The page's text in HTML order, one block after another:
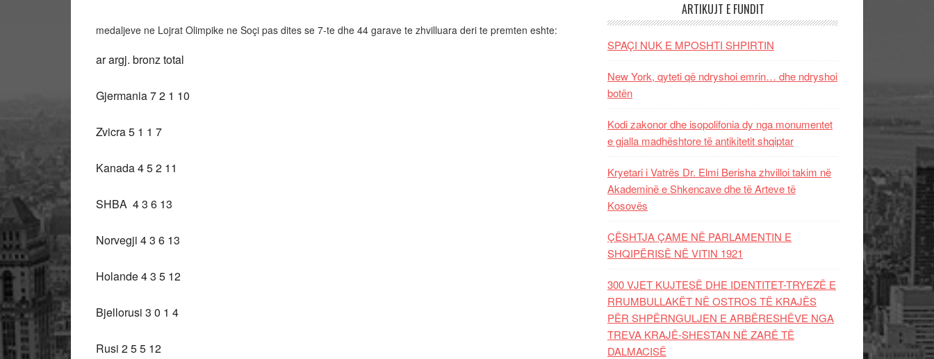
medaljeve ne Lojrat Olimpike ne Soçi pas dites se 7-te dhe 44 garave te zhvilluara deri te premten eshte:
ar argj. bronz total
Gjermania 7 2 1 10
Zvicra 5 1 1 7
Kanada 4 5 2 11
SHBA 4 3 6 13
Norvegji 4 3 6 13
Holande 4 3 5 12
Bjellorusi 3 0 1 4
Rusi 2 5 5 12
ARTIKUJT E FUNDIT
SPAÇI NUK E MPOSHTI SHPIRTIN
New York, qyteti që ndryshoi emrin… dhe ndryshoi
botën
Kodi zakonor dhe isopolifonia dy nga monumentet
e gjalla madhështore të antikitetit shqiptar
Kryetari i Vatrës Dr. Elmi Berisha zhvilloi takim në
Akademinë e Shkencave dhe të Arteve të
Kosovës
ÇËSHTJA ÇAME NË PARLAMENTIN E
SHQIPËRISË NË VITIN 1921
300 VJET KUJTESË DHE IDENTITET-TRYEZË E
RRUMBULLAKËT NË OSTROS TË KRAJËS
PËR SHPËRNGULJEN E ARBËRESHËVE NGA
TREVA KRAJË-SHESTAN NË ZARË TË
DALMACISË